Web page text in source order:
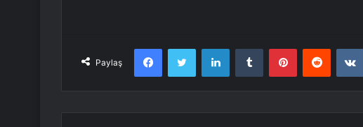
Paylaş
FacebookTwitter LinkedInTumblr PinterestReddit